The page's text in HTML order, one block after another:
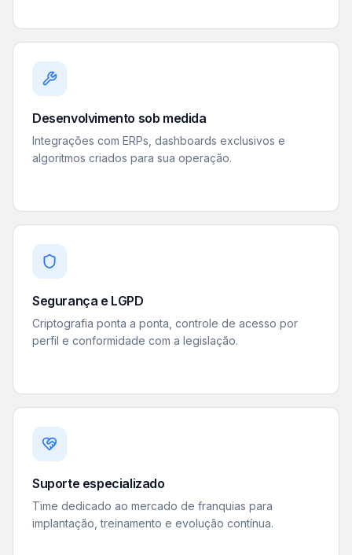
Desenvolvimento sob medida
Integrações com ERPs, dashboards exclusivos e
algoritmos criados para sua operação.
Segurança e LGPD
Criptografia ponta a ponta, controle de acesso por
perfil e conformidade com a legislação.
Suporte especializado
Time dedicado ao mercado de franquias para
implantação, treinamento e evolução contínua.